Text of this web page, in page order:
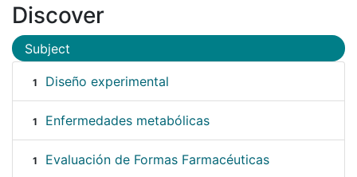
Discover
Subject
1 Diseño experimental
1 Enfermedades metabólicas
1 Evaluación de Formas Farmacéuticas